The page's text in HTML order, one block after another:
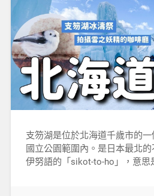
支笏湖是位於北海道千歲市的
國立公園範圍內。是日本最北
伊努語的「sikot-to-ho」，意思